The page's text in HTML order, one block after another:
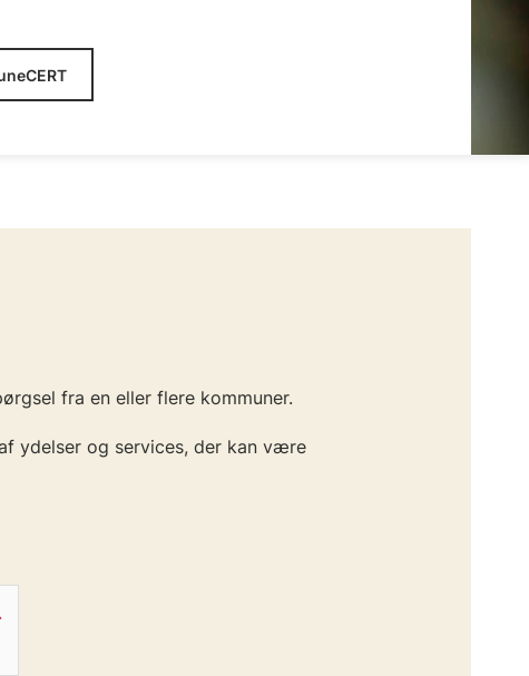
fra en eller flere kommuner.
ydelser og services, der kan være